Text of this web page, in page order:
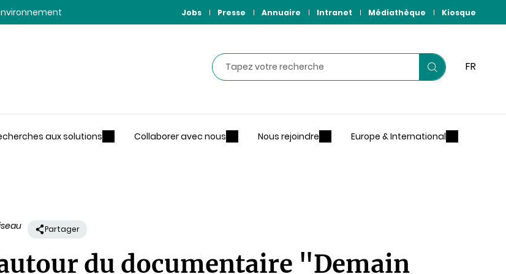
Jobs Presse Annuaire Intranet Médiathèque Kiosque
Rechercher
Lancer
FR
aux solutions Collaborer avec nous Nous rejoindre Europe & International
Partager
du documentaire "Demain